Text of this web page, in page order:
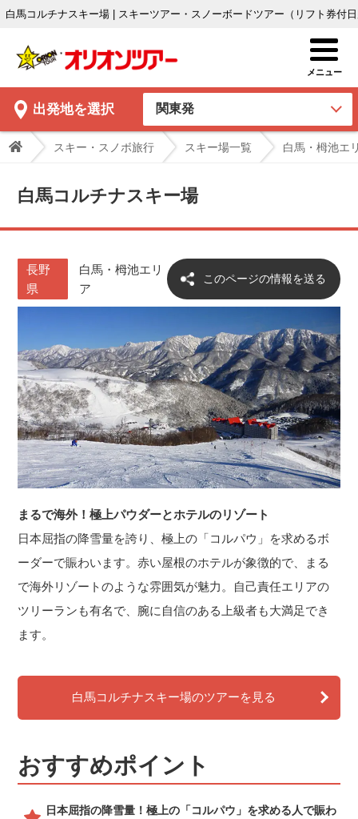
白馬コルチナスキー場 | スキーツアー・スノーボードツアー（リフト券付
出発地を選択
スキー・スノボ旅行 スキー場一覧 白馬・栂池エ
白馬コルチナスキー場
長野
県
白馬・栂池エリ
ア
このページの情報を送る
まるで海外！極上パウダーとホテルのリゾート
日本屈指の降雪量を誇り、極上の「コルパウ」を求めるボ
ーダーで賑わいます。赤い屋根のホテルが象徴的で、まる
で海外リゾートのような雰囲気が魅力。自己責任エリアの
ツリーランも有名で、腕に自信のある上級者も大満足でき
ます。
白馬コルチナスキー場のツアーを見る
おすすめポイント
日本屈指の降雪量！極上の「コルパウ」を求める人で賑わ